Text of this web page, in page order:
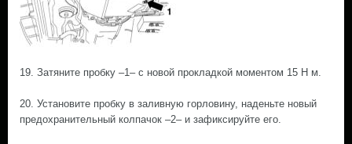
19. Затяните пробку –1– с новой прокладкой моментом 15 Н м.
20. Установите пробку в заливную горловину, наденьте новый
предохранительный колпачок –2– и зафиксируйте его.